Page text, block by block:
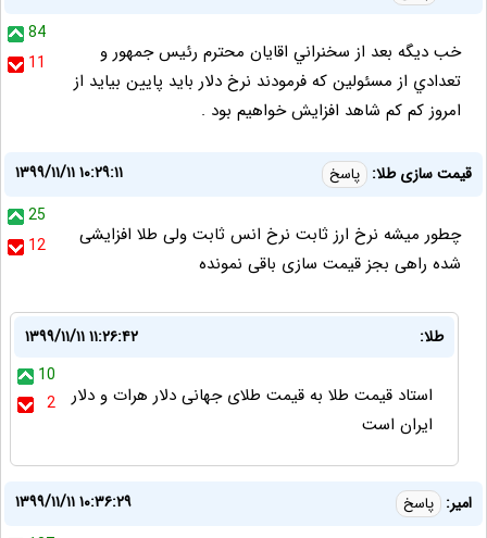
84
11
خب ديگه بعد از سخنراني اقايان محترم رئيس جمهور و
تعدادي از مسئولين كه فرمودند نرخ دلار بايد پايين بيايد از
امروز كم كم شاهد افزايش خواهيم بود .
قیمت سازی طلا: پاسخ
۱۳۹۹/۱۱/۱۱ ۱۰:۲۹:۱۱
25
12
چطور میشه نرخ ارز ثابت نرخ انس ثابت ولی طلا افزایشی
شده راهی بجز قیمت سازی باقی نمونده
طلا:
۱۳۹۹/۱۱/۱۱ ۱۱:۲۶:۴۲
10
2
استاد قیمت طلا به قیمت طلای جهانی دلار هرات و دلار
ایران است
امیر: پاسخ
۱۳۹۹/۱۱/۱۱ ۱۰:۳۶:۲۹